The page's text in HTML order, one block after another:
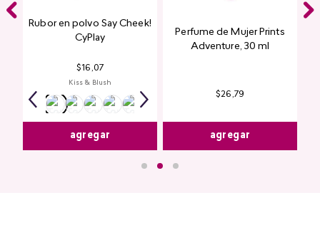
Rubor en polvo Say Cheek!
CyPlay
$16,07
Kiss & Blush
agregar
Perfume de Mujer Prints
Adventure, 30 ml
$26,79
agregar